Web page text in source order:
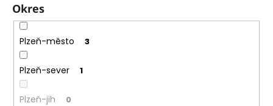
Okres
Plzeň-město 3
Plzeň-sever 1
Plzeň-jih 0